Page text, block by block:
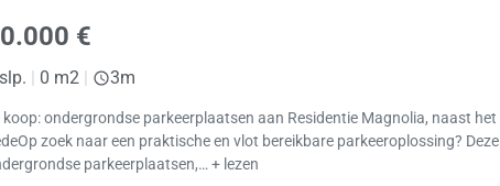
€
| 0 m2 | 3m
koop: ondergrondse parkeerplaatsen aan Residentie Magnolia, naast
zoek naar een praktische en vlot bereikbare parkeeroplossing? Deze
parkeerplaatsen,… + lezen